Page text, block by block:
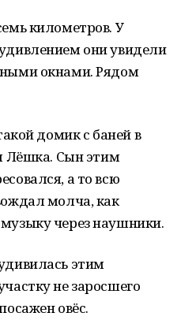
километров. У
они увидели
окнами. Рядом
домик с баней в
Лёшка. Сын этим
а то всю
молча, как
через наушники.
этим
не заросшего
овёс.